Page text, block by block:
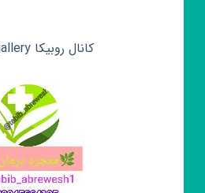
کانال روبیکا Star_gallery